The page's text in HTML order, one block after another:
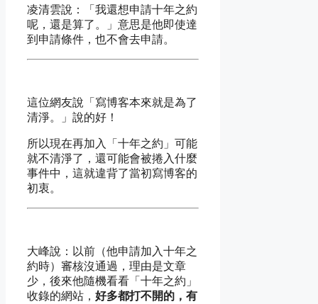
凌清雲說：「我還想申請十年之約
呢，還是算了。」意思是他即使達
到申請條件，也不會去申請。
這位網友說「寫博客本來就是為了
清淨。」說的好！
所以現在再加入「十年之約」可能
就不清淨了，還可能會被捲入什麼
事件中，這就違背了當初寫博客的
初衷。
大峰說：以前（他申請加入十年之
約時）審核沒通過，理由是文章
少，後來他隨機看看「十年之約」
收錄的網站， 好多都打不開的，有